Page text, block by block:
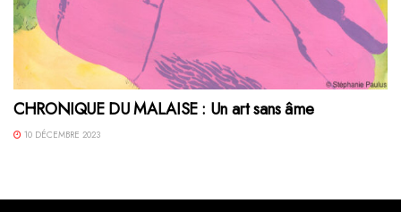
CHRONIQUE DU MALAISE : Un art sans âme
10 DÉCEMBRE 2023